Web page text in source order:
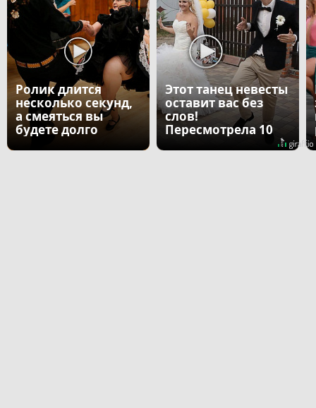
Ролик длится
несколько секунд,
а смеяться вы
будете долго
Этот танец невесты
оставит вас без
слов!
Пересмотрела 10